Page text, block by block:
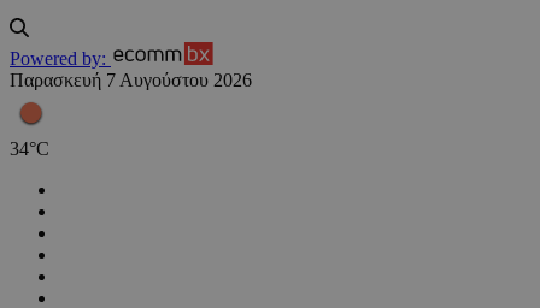
Powered by:
Παρασκευή 7 Αυγούστου 2026
34°C